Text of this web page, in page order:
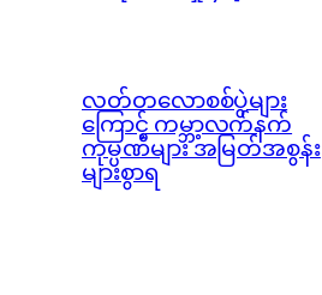
လတ်တလောစစ်ပွဲများ
ကြောင့် ကမ္ဘာ့လက်နက်
ကုမ္ပဏီများ အမြတ်အစွန်း
များစွာရ